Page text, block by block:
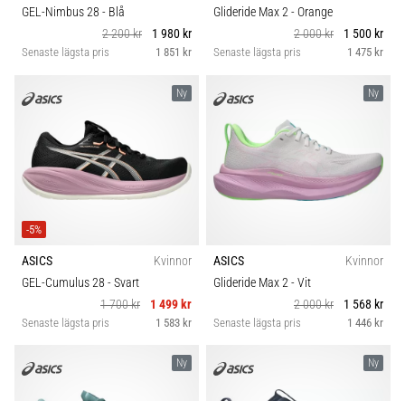
GEL-Nimbus 28 - Blå
2 200 kr
1 980 kr
Senaste lägsta pris 1 851 kr
Glideride Max 2- Orange
2 000 kr
1 500 kr
Senaste lägsta pris 1 475 kr
Ny
-5%
ASICS
Kvinnor
GEL-Cumulus 28 - Svart
1 700 kr
1 499 kr
Senaste lägsta pris 1 583 kr
Ny
ASICS
Kvinnor
Glideride Max 2- Vit
2 000 kr
1 568 kr
Senaste lägsta pris 1 446 kr
Ny Ny